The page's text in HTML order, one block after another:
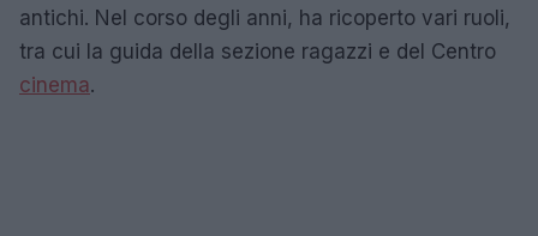
antichi. Nel corso degli anni, ha ricoperto vari ruoli,
tra cui la guida della sezione ragazzi e del Centro
cinema.